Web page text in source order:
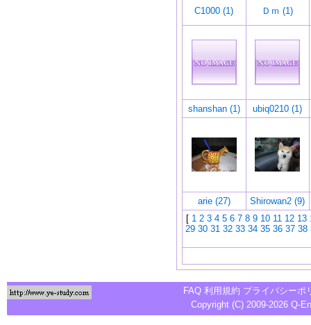
C1000 (1) Ｄｍ (1)
shanshan (1) ubiq0210 (1)
arie (27)
Shirowan2 (9)
[ 1 2 3 4 5 6 7 8 9 10 11 12 13
29 30 31 32 33 34 35 36 37 38
FAQ 利用規約 プライバシーポ
Copyright (C) 2009-2026 Q-